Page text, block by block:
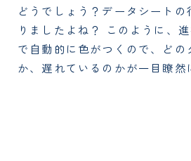
どうでしょう？データシートの
りましたよね？ このように、
で自動的に色がつくので、どの
か、遅れているのかが一目瞭然